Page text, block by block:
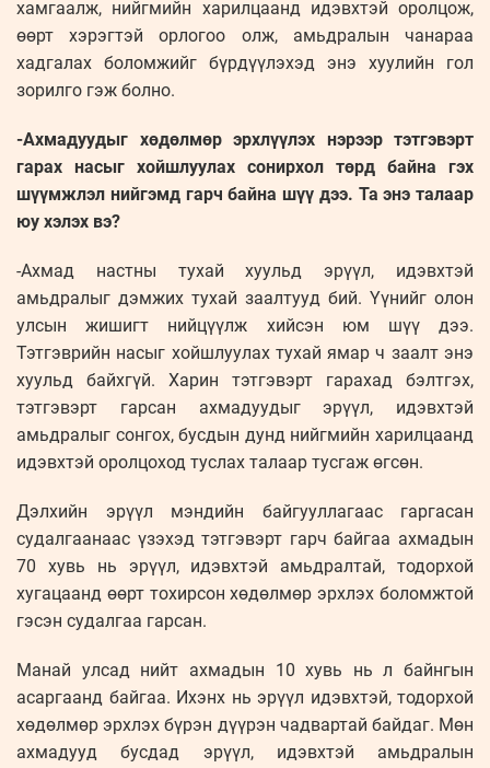
хамгаалж, нийгмийн харилцаанд идэвхтэй оролцож,
өөрт хэрэгтэй орлогоо олж, амьдралын чанараа
хадгалах боломжийг бүрдүүлэхэд энэ хуулийн гол
зорилго гэж болно.
-Ахмадуудыг хөдөлмөр эрхлүүлэх нэрээр тэтгэвэрт
гарах насыг хойшлуулах сонирхол төрд байна гэх
шүүмжлэл нийгэмд гарч байна шүү дээ. Та энэ талаар
юу хэлэх вэ?
-Ахмад настны тухай хуульд эрүүл, идэвхтэй
амьдралыг дэмжих тухай заалтууд бий. Үүнийг олон
улсын жишигт нийцүүлж хийсэн юм шүү дээ.
Тэтгэврийн насыг хойшлуулах тухай ямар ч заалт энэ
хуульд байхгүй. Харин тэтгэвэрт гарахад бэлтгэх,
тэтгэвэрт гарсан ахмадуудыг эрүүл, идэвхтэй
амьдралыг сонгох, бусдын дунд нийгмийн харилцаанд
идэвхтэй оролцоход туслах талаар тусгаж өгсөн.
Дэлхийн эрүүл мэндийн байгууллагаас гаргасан
судалгаанаас үзэхэд тэтгэвэрт гарч байгаа ахмадын
70 хувь нь эрүүл, идэвхтэй амьдралтай, тодорхой
хугацаанд өөрт тохирсон хөдөлмөр эрхлэх боломжтой
гэсэн судалгаа гарсан.
Манай улсад нийт ахмадын 10 хувь нь л байнгын
асаргаанд байгаа. Ихэнх нь эрүүл идэвхтэй, тодорхой
хөдөлмөр эрхлэх бүрэн дүүрэн чадвартай байдаг. Мөн
ахмадууд бусдад эрүүл, идэвхтэй амьдралын